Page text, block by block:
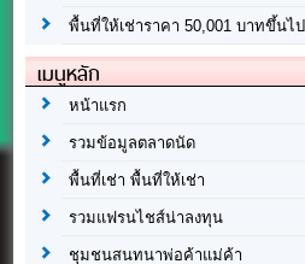
พื้นที่ให้เช่าราคา 50,001 บาทขึ้นไป
เมนูหลัก
หน้าแรก
รวมข้อมูลตลาดนัด
พื้นที่เช่า พื้นที่ให้เช่า
รวมแฟรนไชส์น่าลงทุน
ชุมชนสนทนาพ่อค้าแม่ค้า